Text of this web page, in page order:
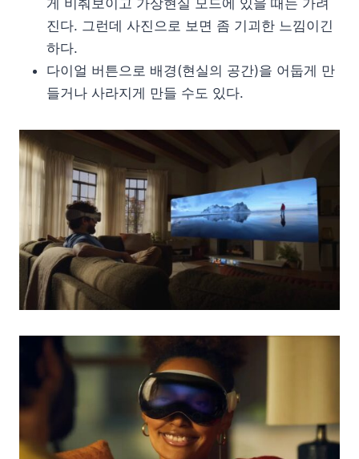
게 비춰보이고 가상현실 모드에 있을 때는 가려
진다. 그런데 사진으로 보면 좀 기괴한 느낌이긴
하다.
다이얼 버튼으로 배경(현실의 공간)을 어둡게 만
들거나 사라지게 만들 수도 있다.